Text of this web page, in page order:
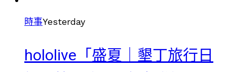
時事Yesterday
hololive「盛夏｜墾丁旅行日